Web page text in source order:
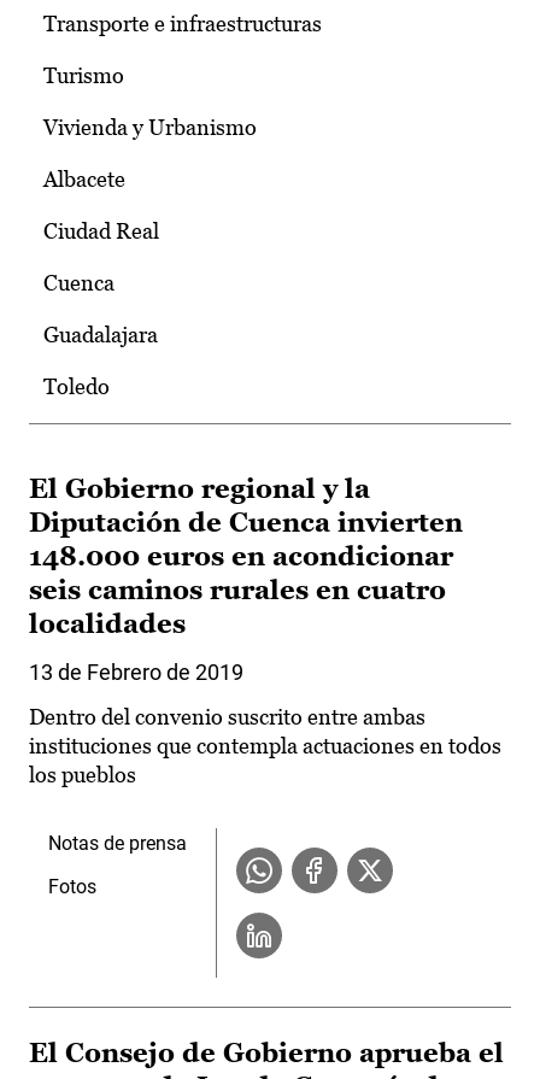
Transporte e infraestructuras
Turismo
Vivienda y Urbanismo
Albacete
Ciudad Real
Cuenca
Guadalajara
Toledo
El Gobierno regional y la
Diputación de Cuenca invierten
148.000 euros en acondicionar
seis caminos rurales en cuatro
localidades
13 de Febrero de 2019
Dentro del convenio suscrito entre ambas
instituciones que contempla actuaciones en todos
los pueblos
Notas de prensa
Fotos
El Consejo de Gobierno aprueba el